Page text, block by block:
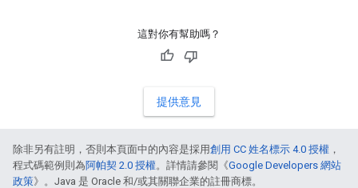
這對你有幫助嗎？
提供意見
除非另有註明，否則本頁面中的內容是採用創用 CC 姓名標示 4.0 授權 ，
程式碼範例則為阿帕契 2.0 授權。詳情請參閱《Google Developers 網站
政策》。Java 是 Oracle 和/或其關聯企業的註冊商標。